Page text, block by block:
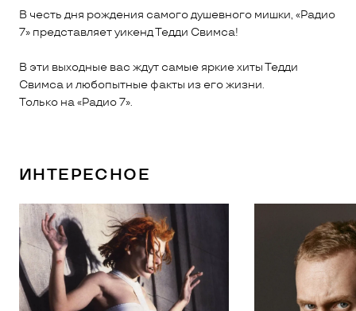
В честь дня рождения самого душевного мишки, «Радио
7» представляет уикенд Тедди Свимса!
В эти выходные вас ждут самые яркие хиты Тедди
Свимса и любопытные факты из его жизни.
Только на «Радио 7».
ИНТЕРЕСНОЕ